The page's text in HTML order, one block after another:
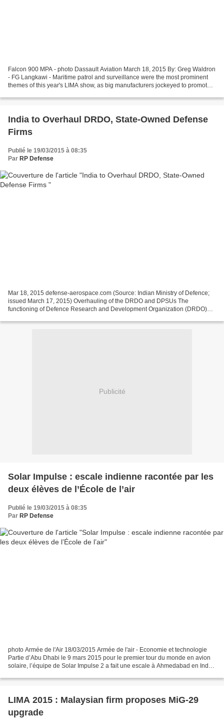
Falcon 900 MPA - photo Dassault Aviation March 18, 2015 By: Greg Waldron
- FG Langkawi - Maritime patrol and surveillance were the most prominent
themes of this year's LIMA show, as big manufacturers jockeyed to promote
India to Overhaul DRDO, State-Owned Defense
Firms
Publié le 19/03/2015 à 08:35
Par RP Defense
Mar 18, 2015 defense-aerospace.com (Source: Indian Ministry of Defence;
issued March 17, 2015) Overhauling of the DRDO and DPSUs The
functioning of Defence Research and Development Organization (DRDO)
Publicité
Solar Impulse : escale indienne racontée par les
deux élèves de l’École de l’air
Publié le 19/03/2015 à 08:35
Par RP Defense
photo Armée de l'Air 18/03/2015 Armée de l'air - Economie et technologie
Partie d’Abu Dhabi le 9 mars 2015 pour le premier tour du monde en avion
solaire, l’équipe de Solar Impulse 2 a fait une escale à Ahmedabad en Inde.
LIMA 2015 : Malaysian firm proposes MiG-29
upgrade